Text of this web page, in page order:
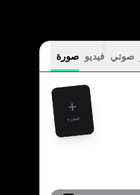
صورة فيديو صوتي
صورة